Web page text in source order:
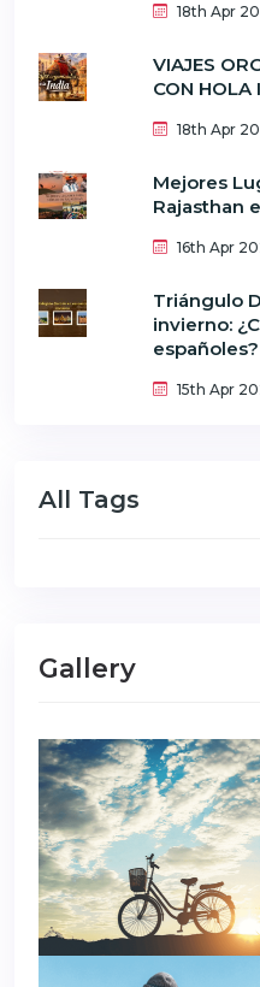
18th Apr
VIAJES
CON HOLA
18th Apr
Mejores
Rajasthan
16th Apr
Triángulo
invierno:
españoles?
15th Apr
All Tags
Gallery